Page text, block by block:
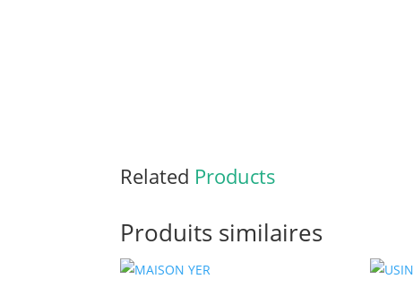
Related Products
Produits similaires